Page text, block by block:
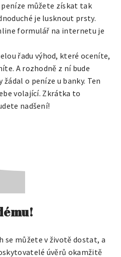
můžete získat tak
je lusknout prsty.
formulář na internetu je
řadu výhod, které oceníte,
A rozhodně z ní bude
žádal o peníze u banky. Ten
volající. Zkrátka to
nadšení!
se můžete v životě dostat, a
úvěrů okamžitě